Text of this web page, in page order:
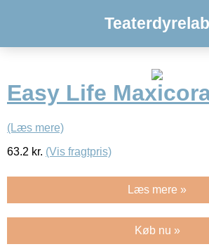
Teaterdyrelab
Easy Life
(Læs mere)
63.2 kr. (Vis fragtpris)
Læs mere »
Køb nu »